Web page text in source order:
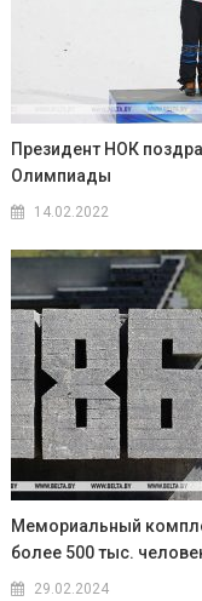
Президент НОК
Олимпиады
14.02.2022
Мемориальный
более 500 тыс.
29.02.2024